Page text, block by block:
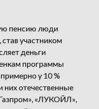
пенсию люди
участником
деньги
программы
у 10 %
них отечественные
«ЛУКОЙЛ»,